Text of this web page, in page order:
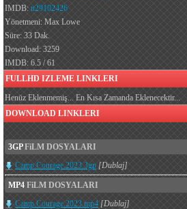
IMDB: tt29102426
Yönetmeni: Max Lowe
Süre: 33 Dak.
Download: 3259
IMDB: 6.5 / 61
FULLHD IZLEME LINKLERI
Henüz Eklenmemiş... En Kısa Zamanda Eklenecektir...
DOWNLOAD LINKLERI
3GPFiLM DOSYALARI
Camp.Courage.2023.3gp [Dublaj]
MP4 FiLM DOSYALARI
Camp.Courage.2023.mp4 [Dublaj]